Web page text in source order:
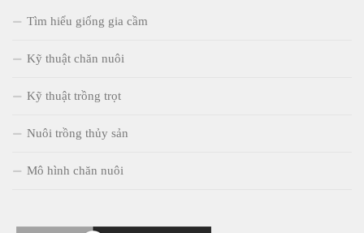
Tìm hiểu giống gia cầm
Kỹ thuật chăn nuôi
Kỹ thuật trồng trọt
Nuôi trồng thủy sản
Mô hình chăn nuôi